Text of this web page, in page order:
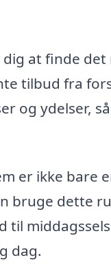
at finde
tilbud fra
og ydelser,
er ikke bare
bruge dette
til
dag.